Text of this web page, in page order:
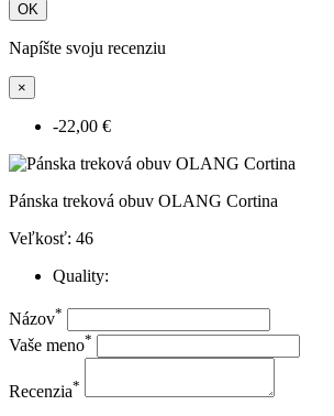
OK
Napíšte svoju recenziu
×
-22,00 €
Pánska treková obuv OLANG Cortina
Veľkosť: 46
Quality:
Názov*
Vaše meno*
Recenzia*